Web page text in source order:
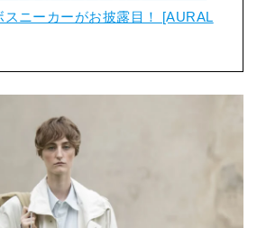
スニーカーがお披露目！ [AURAL